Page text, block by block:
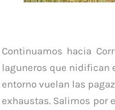
Continuamos hacia
laguneros que nidifican
entorno vuelan las
exhaustas. Salimos por